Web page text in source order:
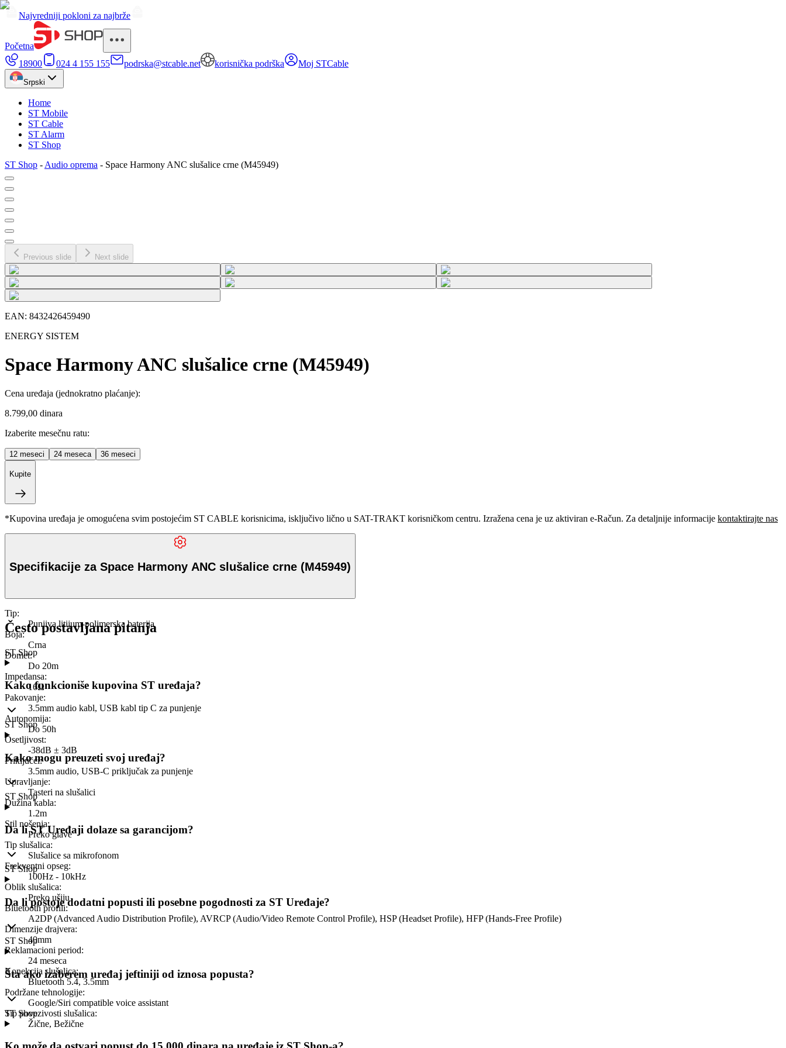
Najvredniji pokloni za najbrže
Početna
18900
024 4 155 155 podrska@stcable.net korisnička podrška Moj STCable
Srpski
Home
ST Mobile
ST Cable
ST Alarm
ST Shop
ST Shop - Audio oprema - Space Harmony ANC slušalice crne (M45949)
Previous slide Next slide
EAN: 8432426459490
ENERGY SISTEM
Space Harmony ANC slušalice crne (M45949)
Cena uređaja (jednokratno plaćanje):
8.799,00 dinara
Izaberite mesečnu ratu:
12 meseci 24 meseca 36 meseci
Kupite
*Kupovina uređaja je omogućena svim postojećim ST CABLE korisnicima, isključivo lično u SAT-TRAKT korisničkom centru. Izražena cena je uz aktiviran e-Račun. Za detaljnije informacije kontaktirajte nas
Specifikacije za Space Harmony ANC slušalice crne (M45949)
Tip:
Punjiva litijum-polimerska baterija
Boja:
Crna
Domet:
Do 20m
Impedansa:
16Ω
Pakovanje:
3.5mm audio kabl, USB kabl tip C za punjenje
Autonomija:
Do 50h
Osetljivost:
-38dB ± 3dB
Priključci:
3.5mm audio, USB-C priključak za punjenje
Upravljanje:
Tasteri na slušalici
Dužina kabla:
1.2m
Stil nošenja:
Preko glave
Tip slušalica:
Slušalice sa mikrofonom
Frekventni opseg:
100Hz - 10kHz
Oblik slušalica:
Preko ušiju
Bluetooth profili:
A2DP (Advanced Audio Distribution Profile), AVRCP (Audio/Video Remote Control Profile), HSP (Headset Profile), HFP (Hands-Free Profile)
Dimenzije drajvera:
40mm
Reklamacioni period:
24 meseca
Konekcija slušalica:
Bluetooth 5.4, 3.5mm
Podržane tehnologije:
Google/Siri compatible voice assistant
Tip povezivosti slušalica:
Žične, Bežične
Često postavljana pitanja
ST Shop
Kako funkcioniše kupovina ST uređaja?
ST Shop
Kako mogu preuzeti svoj uređaj?
ST Shop
Da li ST Uređaji dolaze sa garancijom?
ST Shop
Da li postoje dodatni popusti ili posebne pogodnosti za ST Uređaje?
ST Shop
Šta ako izaberem uređaj jeftiniji od iznosa popusta?
ST Shop